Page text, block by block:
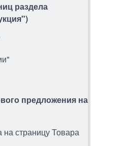
раздела
предложения на
страницу Товара